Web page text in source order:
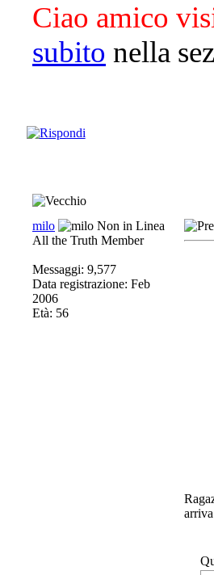
Ciao amico
subito nella
milo
All the Truth Member
Messaggi: 9,577
Data registrazione: Feb
2006
Età: 56